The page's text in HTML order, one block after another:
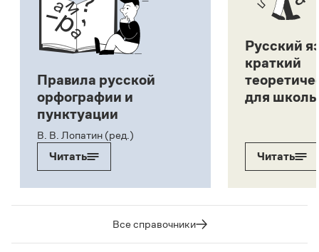
Правила русской
орфографии и
пунктуации
В. В. Лопатин (ред.)
Читать
Русский
краткий
для
Читать
Все справочники